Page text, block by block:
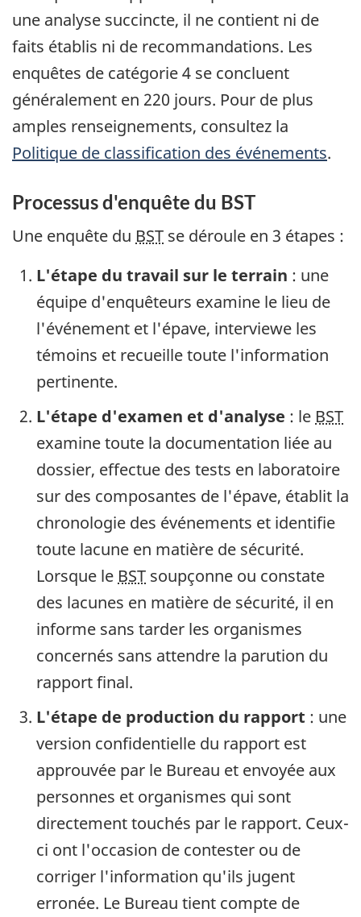
une analyse succincte, il ne contient ni de
faits établis ni de recommandations. Les
enquêtes de catégorie 4 se concluent
généralement en 220 jours. Pour de plus
amples renseignements, consultez la
Politique de classification des événements.
Processus d'enquête du BST
Une enquête du BST se déroule en 3 étapes :
L'étape du travail sur le terrain : une
équipe d'enquêteurs examine le lieu de
l'événement et l'épave, interviewe les
témoins et recueille toute l'information
pertinente.
L'étape d'examen et d'analyse : le BST
examine toute la documentation liée au
dossier, effectue des tests en laboratoire
sur des composantes de l'épave, établit la
chronologie des événements et identifie
toute lacune en matière de sécurité.
Lorsque le BST soupçonne ou constate
des lacunes en matière de sécurité, il en
informe sans tarder les organismes
concernés sans attendre la parution du
rapport final.
L'étape de production du rapport : une
version confidentielle du rapport est
approuvée par le Bureau et envoyée aux
personnes et organismes qui sont
directement touchés par le rapport. Ceux-
ci ont l'occasion de contester ou de
corriger l'information qu'ils jugent
erronée. Le Bureau tient compte de